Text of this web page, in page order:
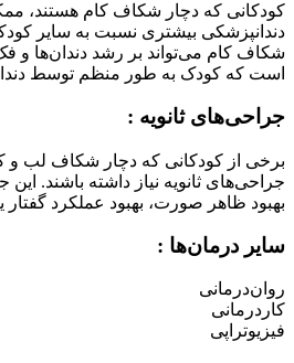
کودکانی که دچار شکاف کام هستند،
دندانپزشکی بیشتری نسبت به سایر
شکاف کام می‌تواند بر رشد دندان‌ها و فک
است که کودک به طور منظم توسط
جراحی‌های ثانویه :
برخی از کودکانی که دچار شکاف لب و
جراحی‌های ثانویه نیاز داشته باشند.
بهبود ظاهر صورت، بهبود عملکرد گفتار
سایر درمان‌ها :
روان‌درمانی
کاردرمانی
فیزیوتراپی